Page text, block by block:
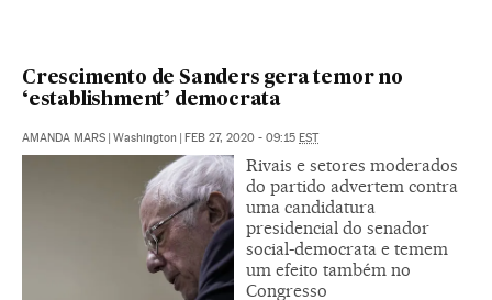
Crescimento de Sanders gera temor no
‘establishment’ democrata
AMANDA MARS | Washington | FEB 27, 2020 - 09:15 EST
Rivais e setores moderados
do partido advertem contra
uma candidatura
presidencial do senador
social-democrata e temem
um efeito também no
Congresso